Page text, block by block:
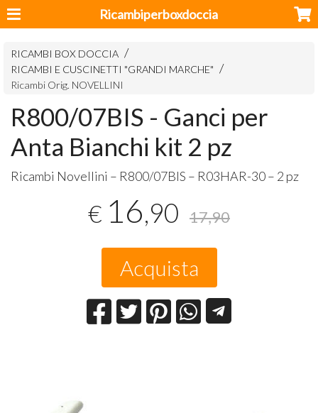
Ricambiperboxdoccia
RICAMBI BOX DOCCIA
RICAMBI E CUSCINETTI "GRANDI MARCHE"
Ricambi Orig. NOVELLINI
R800/07BIS - Ganci per
Anta Bianchi kit 2 pz
Ricambi Novellini – R800/07BIS – R03HAR-30 – 2 pz
€ 16,90 17,90
Acquista